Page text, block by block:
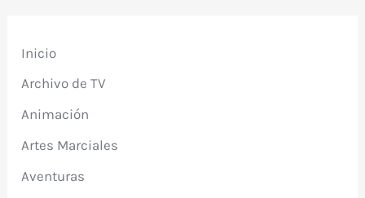
Inicio
Archivo de TV
Animación
Artes Marciales
Aventuras